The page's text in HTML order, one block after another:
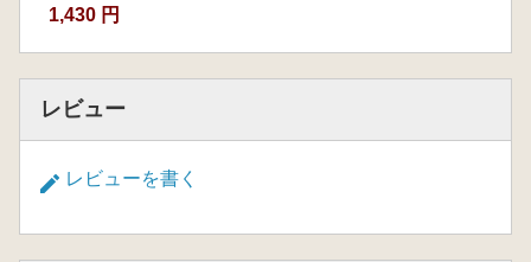
1,430 円
レビュー
レビューを書く